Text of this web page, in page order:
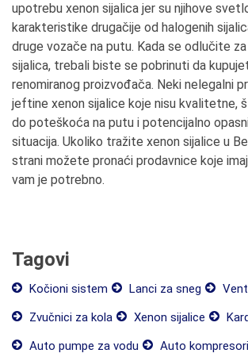
upotrebu xenon sijalica jer su njihove
karakteristike drugačije od halogenih
druge vozače na putu. Kada se odlučite
sijalica, trebali biste se pobrinuti da
renomiranog proizvođača. Neki nelegalni
jeftine xenon sijalice koje nisu kvalitetne,
do poteškoća na putu i potencijalno
situacija. Ukoliko tražite xenon sijalice u
strani možete pronaći prodavnice koje
vam je potrebno.
Tagovi
Kočioni sistem Lanci za sneg
Zvučnici za kola
Xenon sijalice
Auto pumpe za vodu
Auto kompresori